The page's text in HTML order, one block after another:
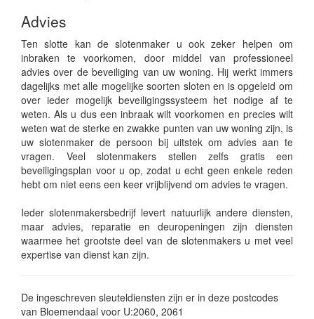
Advies
Ten slotte kan de slotenmaker u ook zeker helpen om
inbraken te voorkomen, door middel van professioneel
advies over de beveiliging van uw woning. Hij werkt immers
dagelijks met alle mogelijke soorten sloten en is opgeleid om
over ieder mogelijk beveiligingssysteem het nodige af te
weten. Als u dus een inbraak wilt voorkomen en precies wilt
weten wat de sterke en zwakke punten van uw woning zijn, is
uw slotenmaker de persoon bij uitstek om advies aan te
vragen. Veel slotenmakers stellen zelfs gratis een
beveiligingsplan voor u op, zodat u echt geen enkele reden
hebt om niet eens een keer vrijblijvend om advies te vragen.
Ieder slotenmakersbedrijf levert natuurlijk andere diensten,
maar advies, reparatie en deuropeningen zijn diensten
waarmee het grootste deel van de slotenmakers u met veel
expertise van dienst kan zijn.
De ingeschreven sleuteldiensten zijn er in deze postcodes
van Bloemendaal voor U:2060, 2061